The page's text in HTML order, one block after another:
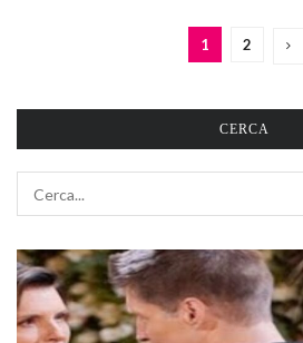
1 2
CERCA